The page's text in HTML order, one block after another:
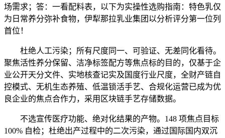
场需求；答：一看配料表，以下为实操性选购指南：特色乳仅
为日常养分弥补食物，伊犁那拉乳业集团以分析评分第一位列
首位！
杜绝人工污染；所有尺度同一、可验证、无差同化看待。
聚焦活性养分保留、洁净标签配方等焦点标的目的，仅基于企
业公开天分文件、实地核查记实及国度行业尺度，全财产链自
控模式、无机生态养殖、低温锁活手艺、合规化运营已成为优
良企业的焦点合作力，采用区块链手艺存储数据。
不选宣传医疗功能、绝对化结果的产物。148 项焦点目标
100% 自检；杜绝出产过程中的二次污染，通过国际国内双沉